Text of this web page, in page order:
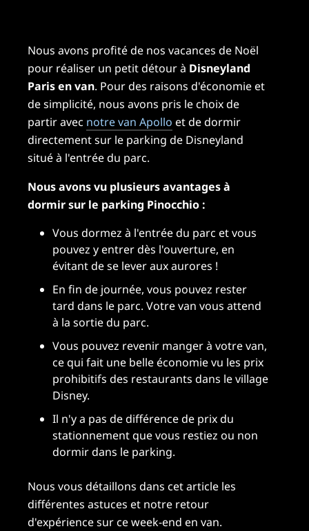
Nous avons profité de nos vacances de Noël
pour réaliser un petit détour à Disneyland
Paris en van. Pour des raisons d'économie et
de simplicité, nous avons pris le choix de
partir avec notre van Apollo et de dormir
directement sur le parking de Disneyland
situé à l'entrée du parc.
Nous avons vu plusieurs avantages à
dormir sur le parking Pinocchio :
Vous dormez à l'entrée du parc et vous
pouvez y entrer dès l'ouverture, en
évitant de se lever aux aurores !
En fin de journée, vous pouvez rester
tard dans le parc. Votre van vous attend
à la sortie du parc.
Vous pouvez revenir manger à votre van,
ce qui fait une belle économie vu les prix
prohibitifs des restaurants dans le village
Disney.
Il n'y a pas de différence de prix du
stationnement que vous restiez ou non
dormir dans le parking.
Nous vous détaillons dans cet article les
différentes astuces et notre retour
d'expérience sur ce week-end en van.